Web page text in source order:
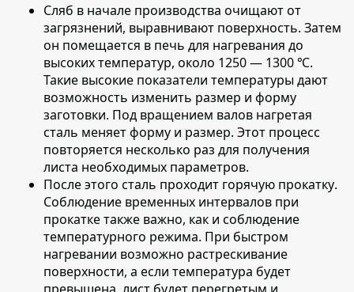
Сляб в начале производства очищают от
загрязнений, выравнивают поверхность. Затем
он помещается в печь для нагревания до
высоких температур, около 1250 — 1300 ℃.
Такие высокие показатели температуры дают
возможность изменить размер и форму
заготовки. Под вращением валов нагретая
сталь меняет форму и размер. Этот процесс
повторяется несколько раз для получения
листа необходимых параметров.
После этого сталь проходит горячую прокатку.
Соблюдение временных интервалов при
прокатке также важно, как и соблюдение
температурного режима. При быстром
нагревании возможно растрескивание
поверхности, а если температура будет
превышена, лист будет перегретым и